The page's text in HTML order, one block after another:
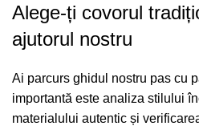
Alege-ți covorul
ajutorul nostru
Ai parcurs ghidul nostru pas cu
importantă este analiza stilului
materialului autentic și